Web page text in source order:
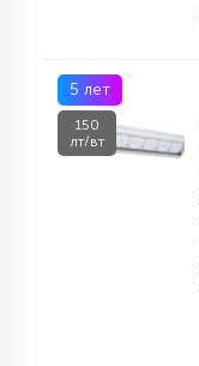
5 лет
150
лт/вт